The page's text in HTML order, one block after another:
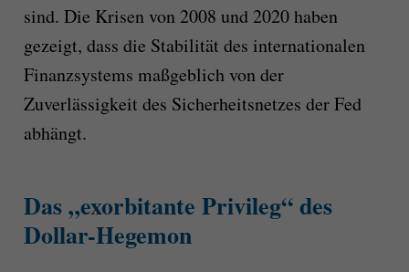
sind. Die Krisen von 2008 und 2020 haben
gezeigt, dass die Stabilität des internationalen
Finanzsystems maßgeblich von der
Zuverlässigkeit des Sicherheitsnetzes der Fed
abhängt.
Das „exorbitante Privileg“ des
Dollar-Hegemon